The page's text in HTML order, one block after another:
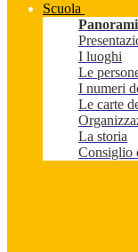
Scuola
I luoghi
Le
I numeri
Le carte
La storia
Consiglio